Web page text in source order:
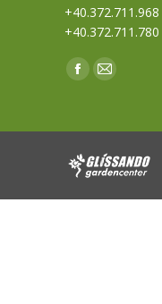
+40.372.711.968
+40.372.711.780
Find us on:
Facebook
new
Mail
new